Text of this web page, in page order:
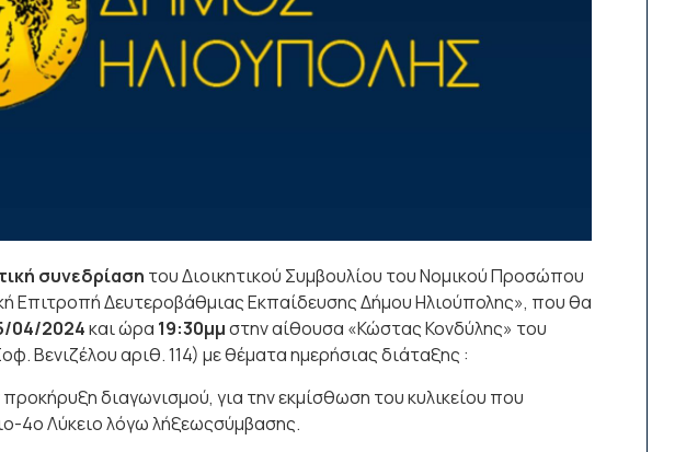
συνεδρίαση του Διοικητικού Συμβουλίου του Νομικού Προσώπου
Επιτροπή Δευτεροβάθμιας Εκπαίδευσης Δήμου Ηλιούπολης», που θα
04/2024και ώρα 19:30μμστην αίθουσα «Κώστας Κονδύλης» του
Βενιζέλου αριθ. 114) με θέματα ημερήσιας διάταξης :
διαγωνισμού, για την εκμίσθωση του κυλικείου που
4ο Λύκειο λόγω λήξεωςσύμβασης.